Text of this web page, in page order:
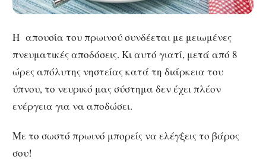
Η απουσία του πρωινού συνδέεται με μειωμένες
πνευματικές αποδόσεις. Κι αυτό γιατί, μετά από 8
ώρες απόλυτης νηστείας κατά τη διάρκεια του
ύπνου, το νευρικό μας σύστημα δεν έχει πλέον
ενέργεια για να αποδώσει.
Με το σωστό πρωινό μπορείς να ελέγξεις το βάρος
σου!